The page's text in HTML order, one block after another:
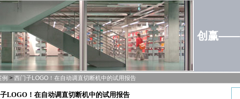
创赢——
> 西门子LOGO！在自动调直切断机中的试用报告
LOGO！在自动调直切断机中的试用报告